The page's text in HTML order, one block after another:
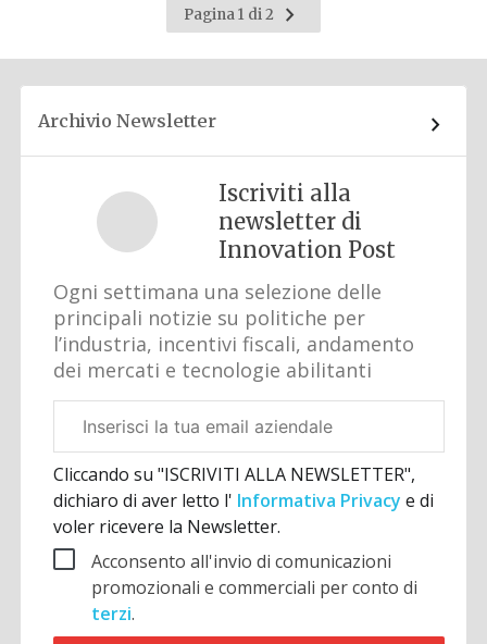
Pagina 1 di 2
Pagina
successiva
Archivio Newsletter
Iscriviti alla
newsletter di
Innovation Post
Ogni settimana una selezione delle
principali notizie su politiche per
l’industria, incentivi fiscali, andamento
dei mercati e tecnologie abilitanti
aziendale
Cliccando su "ISCRIVITI ALLA NEWSLETTER",
dichiaro di aver letto l' Informativa Privacye di
voler ricevere la Newsletter.
Acconsento all'invio di comunicazioni
promozionali e commerciali per conto di
terzi.